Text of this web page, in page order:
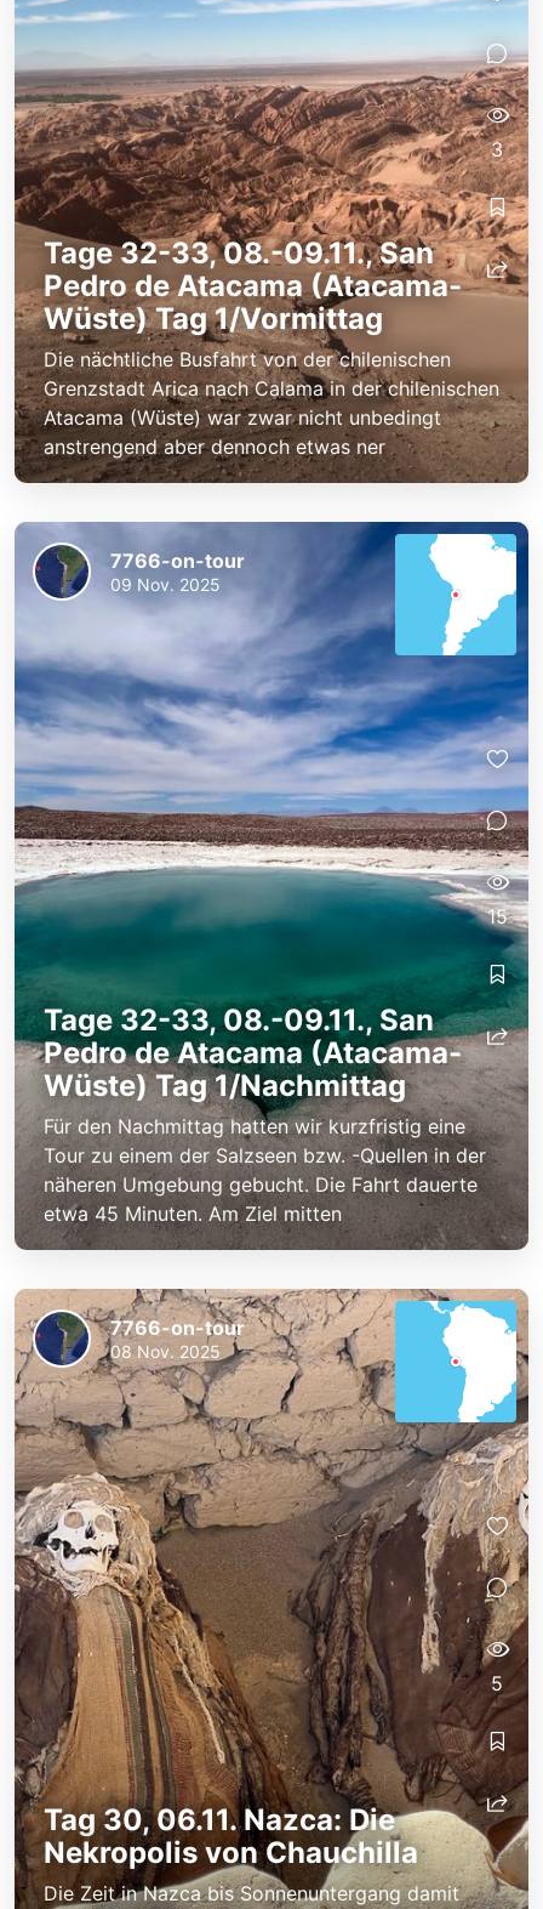
Tage 32-33, 08.-09.11., San
Pedro de Atacama (Atacama-
Wüste) Tag 1/Vormittag
Die nächtliche Busfahrt von der chilenischen
Grenzstadt Arica nach Calama in der chilenischen
Atacama (Wüste) war zwar nicht unbedingt
anstrengend aber dennoch etwas ner
3
Tage 32-33, 08.-09.11., San
Pedro de Atacama (Atacama-
Wüste) Tag 1/Nachmittag
Für den Nachmittag hatten wir kurzfristig eine
Tour zu einem der Salzseen bzw. -Quellen in der
näheren Umgebung gebucht. Die Fahrt dauerte
etwa 45 Minuten. Am Ziel mitten
7766-on-tour
09 Nov. 2025
15
Tag 30, 06.11. Nazca: Die
Nekropolis von Chauchilla
Die Zeit in Nazca bis Sonnenuntergang damit
7766-on-tour
08 Nov. 2025
5